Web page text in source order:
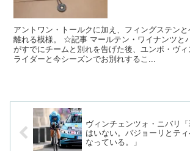
アントワン・トールクに加え、フィングステン
離れる模様。 ☆記事 マールテン・ワイナンツと
がすでにチームと別れを告げた後、ユンボ・ヴ
ライダーと今シーズンでお別れするこ...
ヴィンチェンツォ・ニバリ
はいない。バジョーリとテ
なっている。」